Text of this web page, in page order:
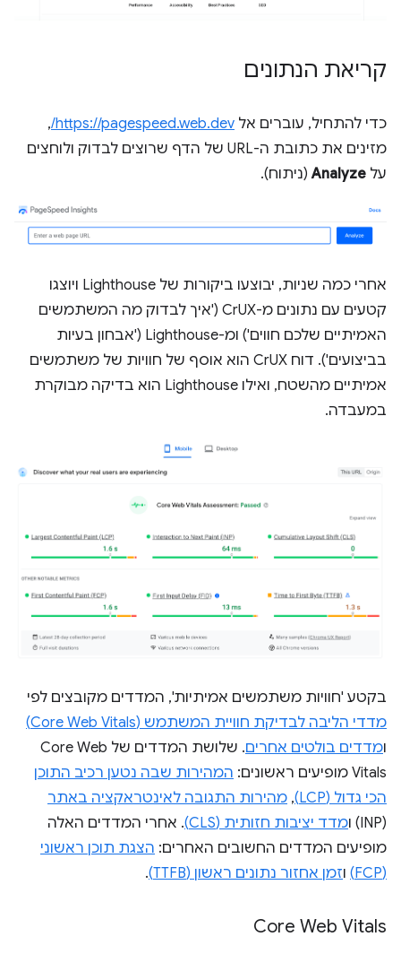
קריאת הנתונים
כדי להתחיל, עוברים אל https://pagespeed.web.dev/
,
מזינים את כתובת ה-URL של הדף שרוצים לבדוק ולוחצים
על Analyze(ניתוח).
אחרי כמה שניות, יבוצעו ביקורות של Lighthouse ויוצגו
קטעים עם נתונים מ-CrUX ('איך לבדוק מה המשתמשים
האמיתיים שלכם חווים') ומ-Lighthouse ('אבחון בעיות
בביצועים'). דוח CrUX הוא אוסף של חוויות של משתמשים
אמיתיים מהשטח, ואילו Lighthouse הוא בדיקה מבוקרת
במעבדה.
בקטע 'חוויות משתמשים אמיתיות', המדדים מקובצים לפי
מדדי הליבה לבדיקת חוויית המשתמש (Core Web Vitals)
ומדדים בולטים אחרים
. שלושת המדדים של Core Web
Vitals מופיעים ראשונים:
המהירות שבה נטען רכיב התוכן
הכי גדול (LCP)
, מהירות התגובה לאינטראקציה באתר
(INP) ו
מדד יציבות חזותית (CLS)
. אחרי המדדים האלה
מופיעים המדדים החשובים האחרים: הצגת תוכן ראשוני
(FCP)
וזמן אחזור נתונים ראשון (TTFB) .
Core Web Vitals